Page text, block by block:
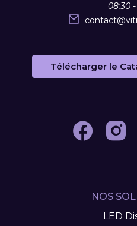
08:30 -
contact@
Télécharger le
NOS
LED